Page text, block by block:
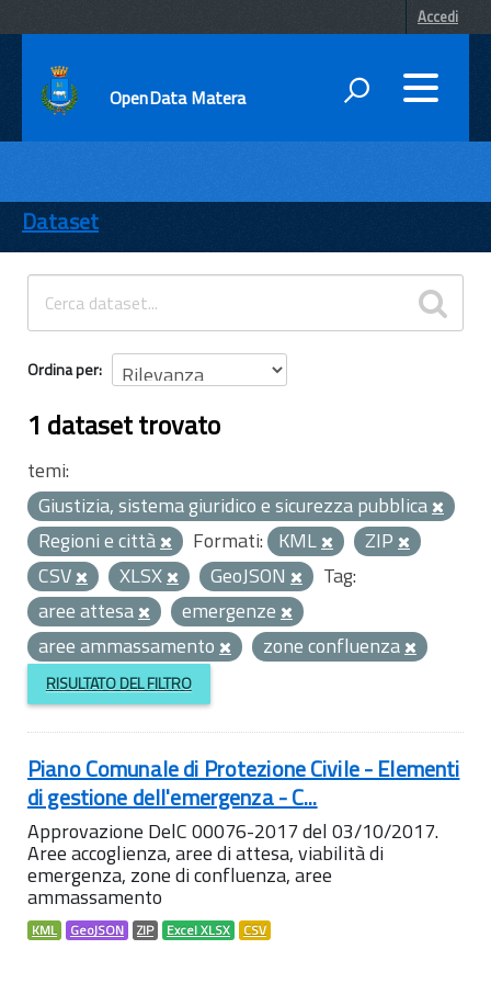
Accedi
OpenData Matera
ENTI
TEMI
INFORMAZIONI
Dataset
Ordina per
1 dataset trovato
temi:
Giustizia, sistema giuridico e sicurezza pubblica
Regioni e città
Formati: KML
ZIP
CSV
XLSX GeoJSON
Tag:
aree attesa
emergenze
aree ammassamento
zone confluenza
RISULTATO DEL FILTRO
Piano Comunale di Protezione Civile - Elementi
di gestione dell'emergenza - C...
Approvazione DelC 00076-2017 del 03/10/2017.
Aree accoglienza, aree di attesa, viabilità di
emergenza, zone di confluenza, aree
ammassamento
KML GeoJSON ZIP Excel XLSX CSV